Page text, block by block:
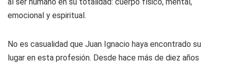
emocional y espiritual.
No es casualidad que Juan Ignacio haya encontrado su
lugar en esta profesión. Desde hace más de diez años